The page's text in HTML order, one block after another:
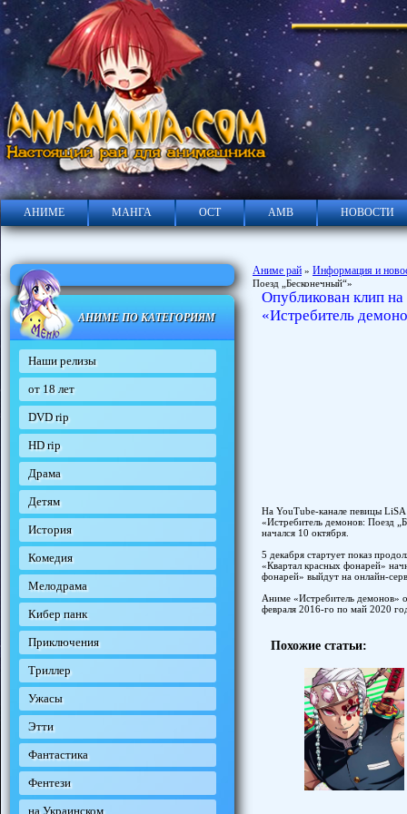
АНИМЕ МАНГА ОСТ АМВ НОВОСТИ
АНИМЕ ПО КАТЕГОРИЯМ
Наши релизы
от 18 лет
DVD rip
HD rip
Драма
Детям
История
Комедия
Мелодрама
Кибер панк
Приключения
Триллер
Ужасы
Этти
Фантастика
Фентези
на Украинском
Аниме рай » Информация и
Поезд „Бесконечный“»
Опубликован клип
«Истребитель
На YouTube-канале певицы
«Истребитель демонов: Поезд
начался 10 октября.
5 декабря стартует показ
«Квартал красных фонарей»
фонарей» выйдут на онлайн-
Аниме «Истребитель демонов»
февраля 2016-го по май 2020
Похожие статьи: